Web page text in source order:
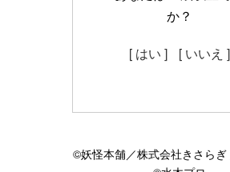
か？
[ はい ] [ いいえ ]
©妖怪本舗／株式会社きさら